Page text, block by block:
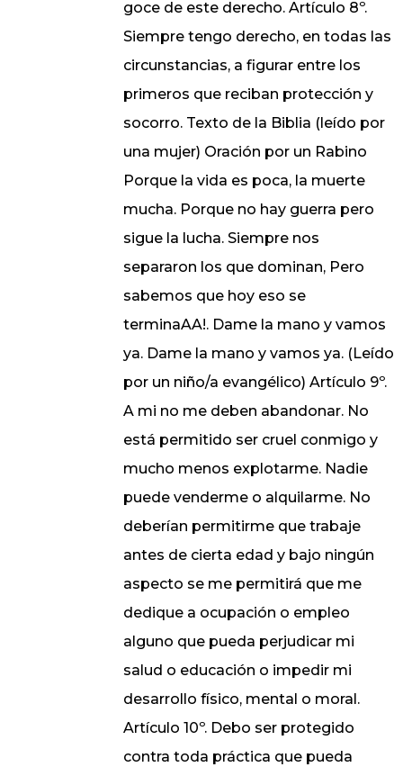
goce de este derecho. Artículo 8º.
Siempre tengo derecho, en todas las
circunstancias, a figurar entre los
primeros que reciban protección y
socorro. Texto de la Biblia (leído por
una mujer) Oración por un Rabino
Porque la vida es poca, la muerte
mucha. Porque no hay guerra pero
sigue la lucha. Siempre nos
separaron los que dominan, Pero
sabemos que hoy eso se
terminaAA!. Dame la mano y vamos
ya. Dame la mano y vamos ya. (Leído
por un niño/a evangélico) Artículo 9º.
A mi no me deben abandonar. No
está permitido ser cruel conmigo y
mucho menos explotarme. Nadie
puede venderme o alquilarme. No
deberían permitirme que trabaje
antes de cierta edad y bajo ningún
aspecto se me permitirá que me
dedique a ocupación o empleo
alguno que pueda perjudicar mi
salud o educación o impedir mi
desarrollo físico, mental o moral.
Artículo 10º. Debo ser protegido
contra toda práctica que pueda